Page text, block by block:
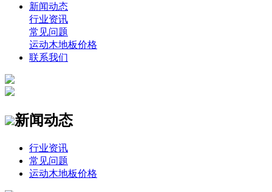
新闻动态
行业资讯
常见问题
运动木地板价格
联系我们
新闻动态
行业资讯
常见问题
运动木地板价格